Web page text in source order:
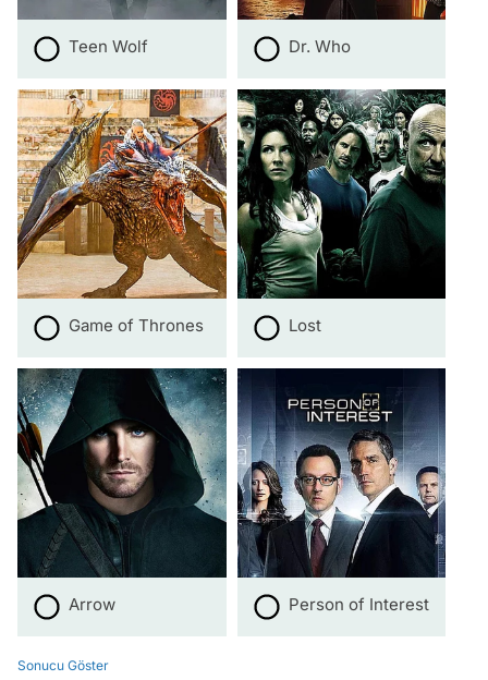
Teen Wolf Dr. Who
Game of Thrones Lost
Arrow Person of Interest
Sonucu Göster